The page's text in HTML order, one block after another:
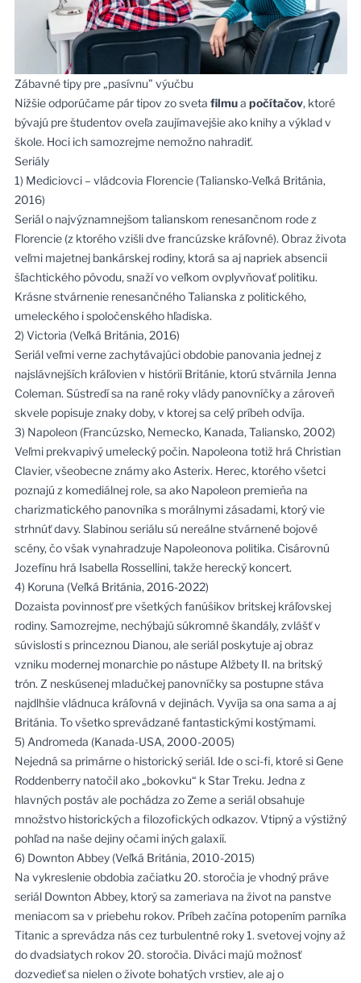
Zábavné tipy pre „pasívnu” výučbu
Nižšie odporúčame pár tipov zo sveta filmua počítačov, ktoré
bývajú pre študentov oveľa zaujímavejšie ako knihy a výklad v
škole. Hoci ich samozrejme nemožno nahradiť.
Seriály
1) Mediciovci – vládcovia Florencie (Taliansko-Veľká Británia,
2016)
Seriál o najvýznamnejšom talianskom renesančnom rode z
Florencie (z ktorého vzišli dve francúzske kráľovné). Obraz života
veľmi majetnej bankárskej rodiny, ktorá sa aj napriek absencii
šľachtického pôvodu, snaží vo veľkom ovplyvňovať politiku.
Krásne stvárnenie renesančného Talianska z politického,
umeleckého i spoločenského hľadiska.
2) Victoria (Veľká Británia, 2016)
Seriál veľmi verne zachytávajúci obdobie panovania jednej z
najslávnejších kráľovien v histórii Británie, ktorú stvárnila Jenna
Coleman. Sústredí sa na rané roky vlády panovníčky a zároveň
skvele popisuje znaky doby, v ktorej sa celý príbeh odvíja.
3) Napoleon (Francúzsko, Nemecko, Kanada, Taliansko, 2002)
Veľmi prekvapivý umelecký počin. Napoleona totiž hrá Christian
Clavier, všeobecne známy ako Asterix. Herec, ktorého všetci
poznajú z komediálnej role, sa ako Napoleon premieňa na
charizmatického panovníka s morálnymi zásadami, ktorý vie
strhnúť davy. Slabinou seriálu sú nereálne stvárnené bojové
scény, čo však vynahradzuje Napoleonova politika. Cisárovnú
Jozefínu hrá Isabella Rossellini, takže herecký koncert.
4) Koruna (Veľká Británia, 2016-2022)
Dozaista povinnosť pre všetkých fanúšikov britskej kráľovskej
rodiny. Samozrejme, nechýbajú súkromné ​​škandály, zvlášť v
súvislosti s princeznou Dianou, ale seriál poskytuje aj obraz
vzniku modernej monarchie po nástupe Alžbety II. na britský
trón. Z neskúsenej mladučkej panovníčky sa postupne stáva
najdlhšie vládnuca kráľovná v dejinách. Vyvíja sa ona sama a aj
Británia. To všetko sprevádzané fantastickými kostýmami.
5) Andromeda (Kanada-USA, 2000-2005)
Nejedná sa primárne o historický seriál. Ide o sci-fi, ktoré si Gene
Roddenberry natočil ako „bokovku“ k Star Treku. Jedna z
hlavných postáv ale pochádza zo Zeme a seriál obsahuje
množstvo historických a filozofických odkazov. Vtipný a výstižný
pohľad na naše dejiny očami iných galaxií.
6) Downton Abbey (Veľká Británia, 2010-2015)
Na vykreslenie obdobia začiatku 20. storočia je vhodný práve
seriál Downton Abbey, ktorý sa zameriava na život na panstve
meniacom sa v priebehu rokov. Príbeh začína potopením parníka
Titanic a sprevádza nás cez turbulentné roky 1. svetovej vojny až
do dvadsiatych rokov 20. storočia. Diváci majú možnosť
dozvedieť sa nielen o živote bohatých vrstiev, ale aj o